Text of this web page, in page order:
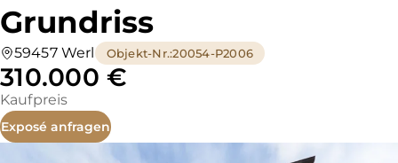
Grundriss
59457 Werl Objekt-Nr.:20054-P2006
310.000 €
Kaufpreis
Exposé anfragen